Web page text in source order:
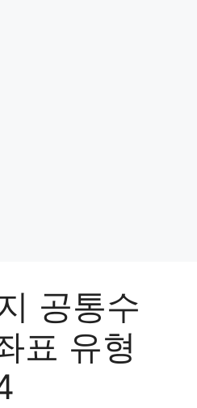
공통수
표 유형